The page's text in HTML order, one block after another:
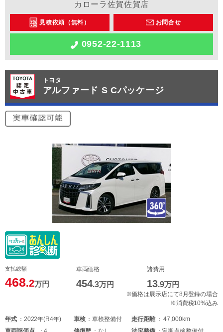
カローラ佐賀佐賀店
見積依頼（無料） お問合せ
0952-22-1113
トヨタ
アルファード S Cパッケージ
支払総額
468.2万円
車両価格
454.3万円
諸費用
13.9万円
※価格は展示店にて8月登録の場合
※消費税10%込み
年式 2022年(R4年) 車検 車検整備付 走行距離
47,000km